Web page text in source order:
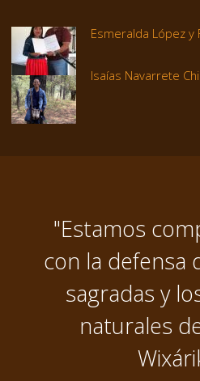
Esmeralda López y
Isaías Navarrete
"Estamos
con la defensa
sagradas y
naturales